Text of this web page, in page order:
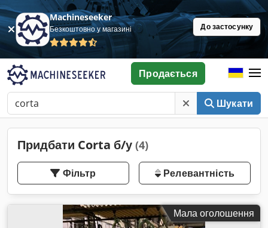
Machineseeker
Безкоштовно у магазині До застосунку
Шукати
Продається
Придбати Corta б/у (4)
Фільтр Релевантність
Мала оголошення